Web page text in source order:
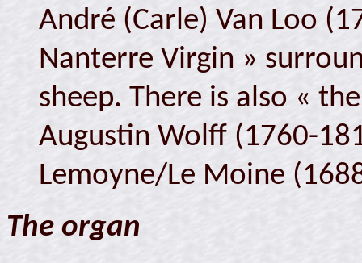
André (Carle) Van Loo
Nanterre Virgin »
sheep. There is also «
Augustin Wolff (1760-
Lemoyne/Le Moine
The organ